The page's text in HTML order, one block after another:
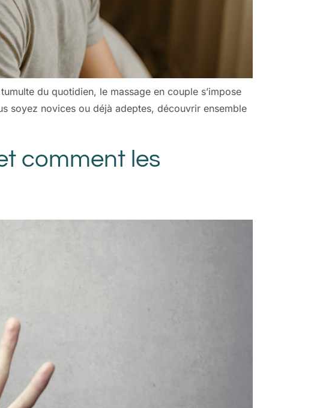
du quotidien, le massage en couple s’impose
soyez novices ou déjà adeptes, découvrir ensemble
comment les